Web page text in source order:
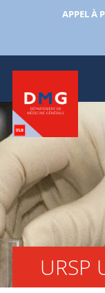
APPEL À
URSP